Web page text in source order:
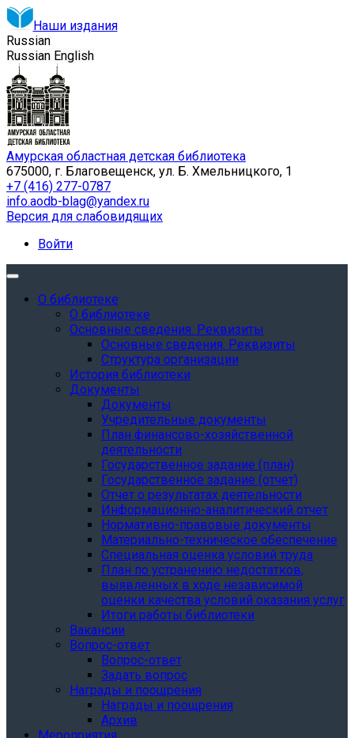
Наши издания
Russian
Russian English
Амурская областная детская библиотека
675000, г. Благовещенск, ул. Б. Хмельницкого, 1
+7 (416) 277-0787
info.aodb-blag@yandex.ru
Версия для слабовидящих
Войти
О библиотеке
О библиотеке
Основные сведения. Реквизиты
Основные сведения. Реквизиты
Структура организации
История библиотеки
Документы
Документы
Учредительные документы
План финансово-хозяйственной
деятельности
Государственное задание (план)
Государственное задание (отчет)
Отчет о результатах деятельности
Информационно-аналитический отчет
Нормативно-правовые документы
Материально-техническое обеспечение
Специальная оценка условий труда
План по устранению недостатков,
выявленных в ходе независимой
оценки качества условий оказания услуг
Итоги работы библиотеки
Вакансии
Вопрос-ответ
Вопрос-ответ
Задать вопрос
Награды и поощрения
Награды и поощрения
Архив